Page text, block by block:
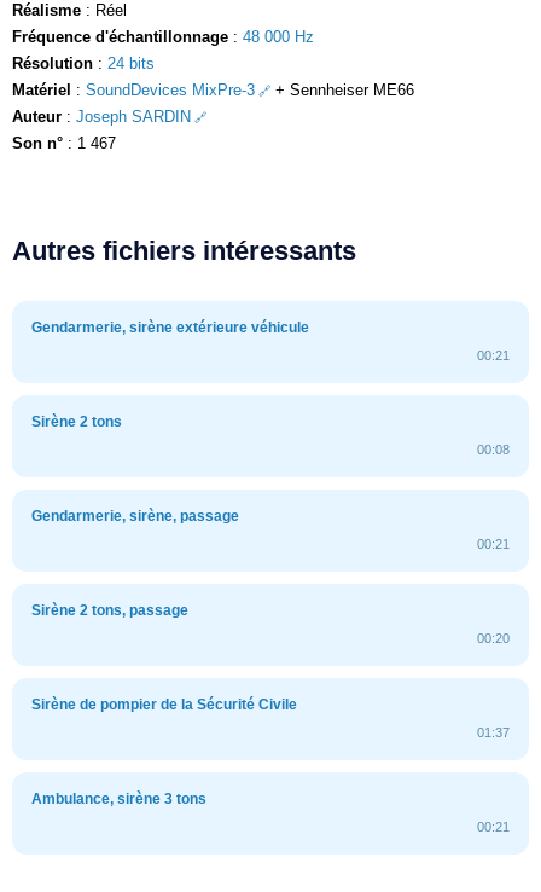
Réalisme : Réel
Fréquence d'échantillonnage : 48 000 Hz
Résolution : 24 bits
Matériel : SoundDevices MixPre-3
+ Sennheiser ME66
Auteur : Joseph SARDIN
Son n° : 1 467
Autres fichiers intéressants
Gendarmerie, sirène extérieure véhicule
00:21
Sirène 2 tons
00:08
Gendarmerie, sirène, passage
00:21
Sirène 2 tons, passage
00:20
Sirène de pompier de la Sécurité Civile
01:37
Ambulance, sirène 3 tons
00:21